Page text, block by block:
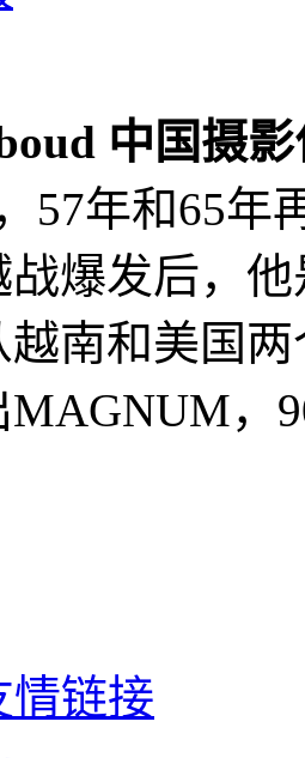
中国摄
57年和65年
战爆发后，
越南和美国
MAGNUM，
情链接